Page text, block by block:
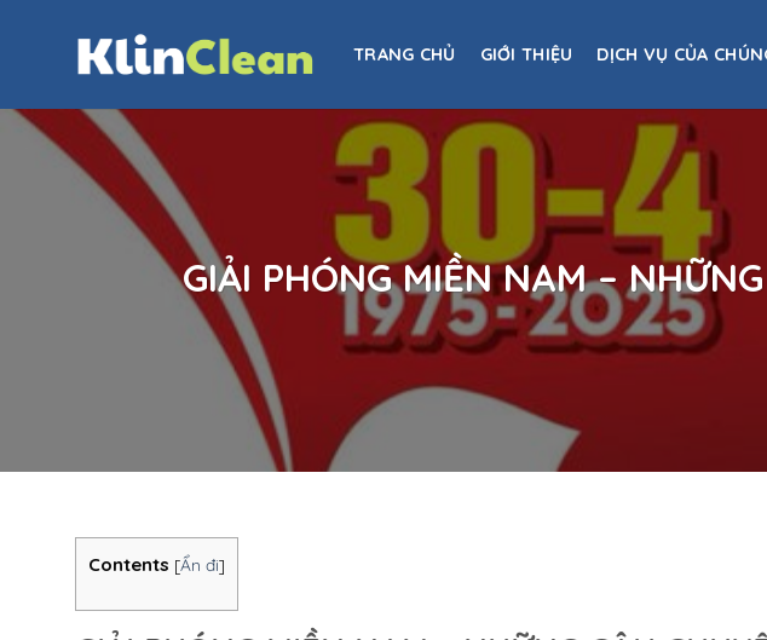
TRANG CHỦ GIỚI THIỆU DỊCH VỤ CỦA
GIẢI PHÓNG MIỀN NAM –
Contents [Ẩn đi]